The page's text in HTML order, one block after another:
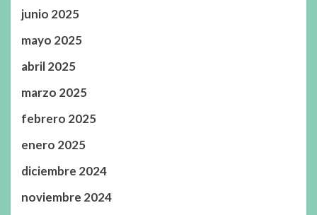
junio 2025
mayo 2025
abril 2025
marzo 2025
febrero 2025
enero 2025
diciembre 2024
noviembre 2024